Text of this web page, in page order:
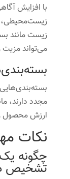
با افزایش
زیست‌محیطی،
زیست مانند
می‌تواند مزیت
مجدد دارند،
ارزش محصول
نکات
چگونه
تشخیص